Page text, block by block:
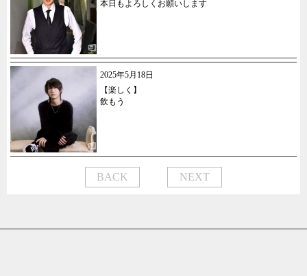
本日もよろしくお願いします
2025年5月18日
【楽しく】
飲もう
BACK NEXT